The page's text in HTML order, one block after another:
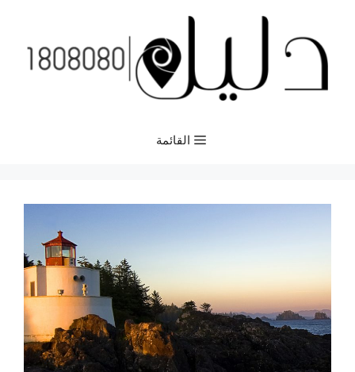
المحتوى
القائمة